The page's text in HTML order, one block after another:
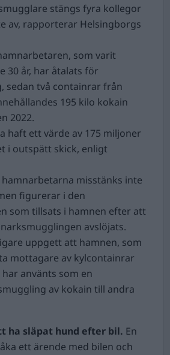
stängs fyra kollegor
av, rapporterar Helsingborgs
som varit
30 år, har åtalats för
sedan två containrar från
195 kilo kokain
2022.
haft ett värde av 175 miljoner
i outspätt skick, enligt
misstänks inte
figurerar i den
som tillsats i hamnen efter att
avslöjats.
uppgett att hamnen, som
mottagare av kylcontainrar
använts som en
av kokain till andra
ha släpat hund efter bil. En
ett ärende med bilen och